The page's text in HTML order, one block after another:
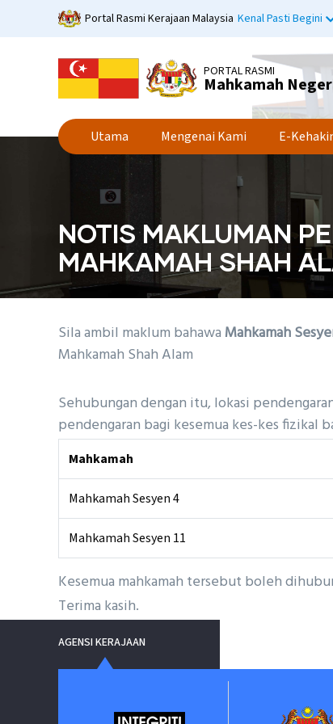
Portal Rasmi Kerajaan Malaysia Kenal Pasti Begini
PORTAL RASMI
Mahkamah
Utama Mengenai Kami E-
NOTIS MAKLUMAN
MAHKAMAH SHAH
Sila ambil maklum bahawa Mahkamah
Mahkamah Shah Alam
Sehubungan dengan itu, lokasi
pendengaran bagi kesemua kes-kes fizikal
Mahkamah
Mahkamah Sesyen 4
Mahkamah Sesyen 11
Kesemua mahkamah tersebut boleh
Terima kasih.
AGENSI KERAJAAN